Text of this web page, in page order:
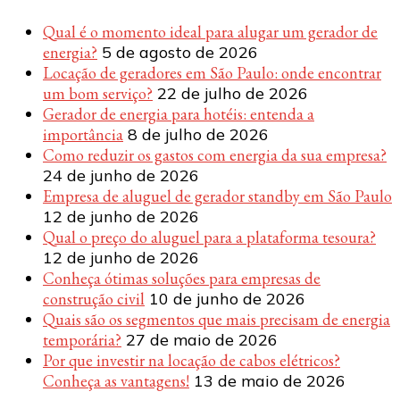
Qual é o momento ideal para alugar um gerador de
energia? 5 de agosto de 2026
Locação de geradores em São Paulo: onde encontrar
um bom serviço? 22 de julho de 2026
Gerador de energia para hotéis: entenda a
importância 8 de julho de 2026
Como reduzir os gastos com energia da sua empresa?
24 de junho de 2026
Empresa de aluguel de gerador standby em São Paulo
12 de junho de 2026
Qual o preço do aluguel para a plataforma tesoura?
12 de junho de 2026
Conheça ótimas soluções para empresas de
construção civil 10 de junho de 2026
Quais são os segmentos que mais precisam de energia
temporária? 27 de maio de 2026
Por que investir na locação de cabos elétricos?
Conheça as vantagens! 13 de maio de 2026